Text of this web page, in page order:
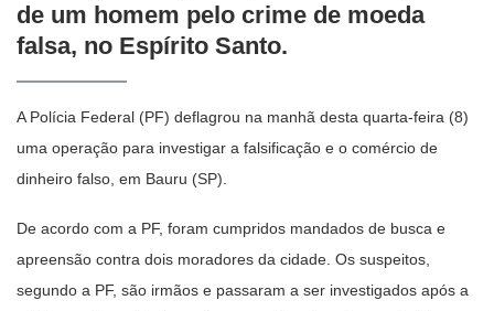
de um homem pelo crime de moeda
falsa, no Espírito Santo.
A Polícia Federal (PF) deflagrou na manhã desta quarta-feira (8)
uma operação para investigar a falsificação e o comércio de
dinheiro falso, em Bauru (SP).
De acordo com a PF, foram cumpridos mandados de busca e
apreensão contra dois moradores da cidade. Os suspeitos,
segundo a PF, são irmãos e passaram a ser investigados após a